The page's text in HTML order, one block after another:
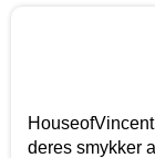
deres smykker